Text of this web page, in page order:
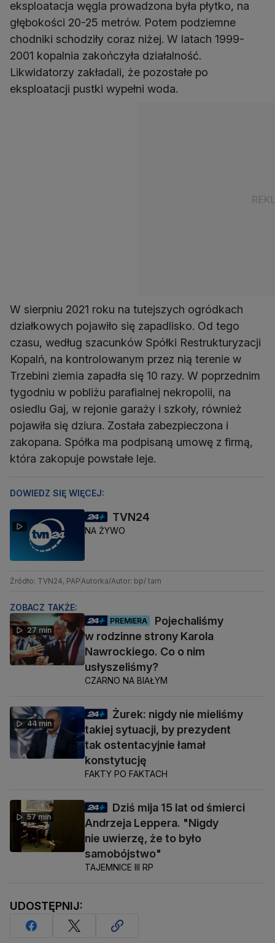
eksploatacja węgla prowadzona była płytko, na
głębokości 20-25 metrów. Potem podziemne
chodniki schodziły coraz niżej. W latach 1999-
2001 kopalnia zakończyła działalność.
Likwidatorzy zakładali, że pozostałe po
eksploatacji pustki wypełni woda.
W sierpniu 2021 roku na tutejszych ogródkach
działkowych pojawiło się zapadlisko. Od tego
czasu, według szacunków Spółki Restrukturyzacji
Kopalń, na kontrolowanym przez nią terenie w
Trzebini ziemia zapadła się 10 razy. W poprzednim
tygodniu w pobliżu parafialnej nekropolii, na
osiedlu Gaj, w rejonie garaży i szkoły, również
pojawiła się dziura. Została zabezpieczona i
zakopana. Spółka ma podpisaną umowę z firmą,
która zakopuje powstałe leje.
DOWIEDZ SIĘ WIĘCEJ:
TVN24
NA ŻYWO
Źródło: TVN24, PAPAutorka/Autor: bp/ tam
ZOBACZ TAKŻE:
27 min
PREMIERA
Pojechaliśmy
w rodzinne strony Karola
Nawrockiego. Co o nim
usłyszeliśmy?
CZARNO NA BIAŁYM
44 min
Żurek: nigdy nie mieliśmy
takiej sytuacji, by prezydent
tak ostentacyjnie łamał
konstytucję
FAKTY PO FAKTACH
57 min
Dziś mija 15 lat od śmierci
Andrzeja Leppera. "Nigdy
nie uwierzę, że to było
samobójstwo"
TAJEMNICE III RP
UDOSTĘPNIJ: